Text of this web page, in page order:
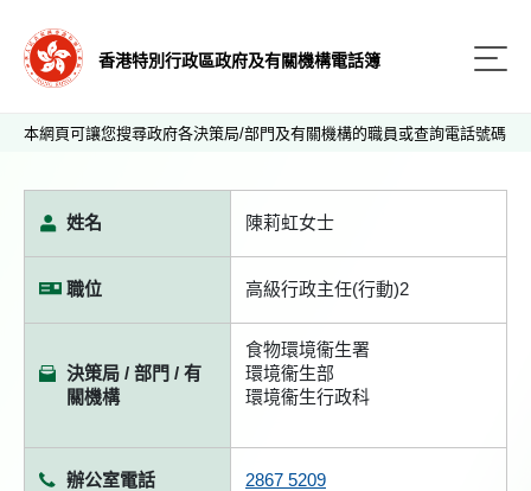
香港特別行政區政府及有關機構電話簿
本網頁可讓您搜尋政府各決策局/部門及有關機構的職員或查詢電話號碼
姓名 陳莉虹女士
職位 高級行政主任(行動)2
決策局 / 部門 / 有
關機構
食物環境衞生署
環境衞生部
環境衞生行政科
辦公室電話 2867 5209